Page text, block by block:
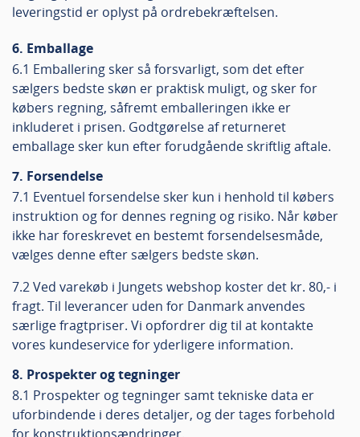
leveringstid er oplyst på ordrebekræftelsen.
6. Emballage
6.1 Emballering sker så forsvarligt, som det efter
sælgers bedste skøn er praktisk muligt, og sker for
købers regning, såfremt emballeringen ikke er
inkluderet i prisen. Godtgørelse af returneret
emballage sker kun efter forudgående skriftlig aftale.
7. Forsendelse
7.1 Eventuel forsendelse sker kun i henhold til købers
instruktion og for dennes regning og risiko. Når køber
ikke har foreskrevet en bestemt forsendelsesmåde,
vælges denne efter sælgers bedste skøn.
7.2 Ved varekøb i Jungets webshop koster det kr. 80,- i
fragt. Til leverancer uden for Danmark anvendes
særlige fragtpriser. Vi opfordrer dig til at kontakte
vores kundeservice for yderligere information.
8. Prospekter og tegninger
8.1 Prospekter og tegninger samt tekniske data er
uforbindende i deres detaljer, og der tages forbehold